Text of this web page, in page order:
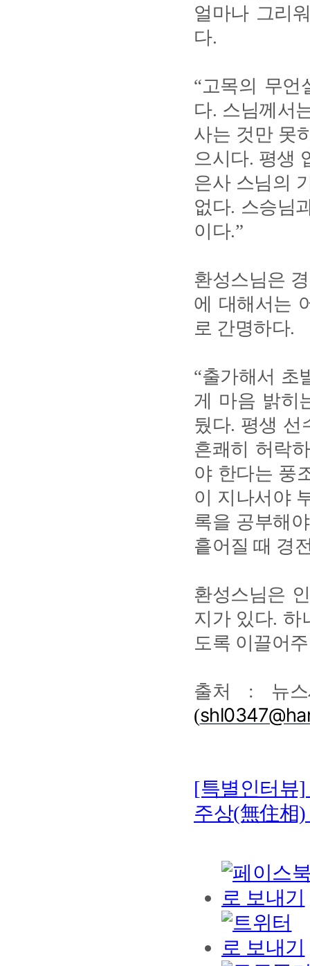
얼마나 그리
다.
“고목의 무
다. 스님께서
사는 것만 못
으시다. 평생
은사 스님의
없다. 스승님
이다.”
환성스님은
에 대해서는
로 간명하다.
“출가해서 초
게 마음 밝히
뒀다. 평생 선
흔쾌히 허락
야 한다는 풍
이 지나서야
록을 공부해
흩어질 때 경
환성스님은
지가 있다. 하
도록 이끌어
출처 : 뉴스
(
[특별인터뷰
주상(無住相)